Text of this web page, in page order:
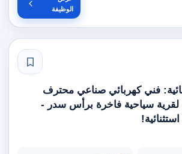
الوظيفة
فني كهربائي صناعي محترف
لقرية سياحية فاخرة برأس سدر -